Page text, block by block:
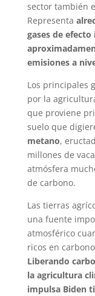
sector también
Representa
gases de efecto
emisiones a
Los principales
por la
que proviene
suelo que
metano,
millones de
atmósfera
de carbono.
Las tierras
una fuente
atmosférico
ricos en
Liberando
la agricultura
impulsa Biden